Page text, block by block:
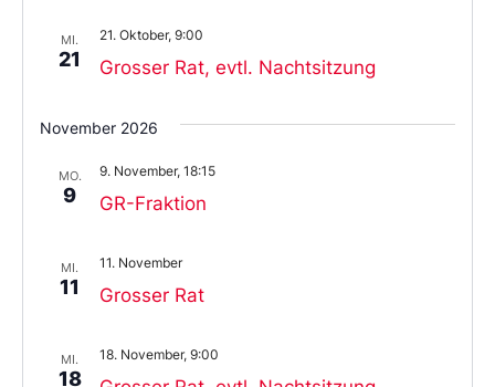
MI.
21 Grosser Rat, evtl. Nachtsitzung
21. Oktober, 9:00
November 2026
MO.
9 GR-Fraktion
9. November, 18:15
MI.
11 Grosser Rat
11. November
MI.
18
18. November, 9:00